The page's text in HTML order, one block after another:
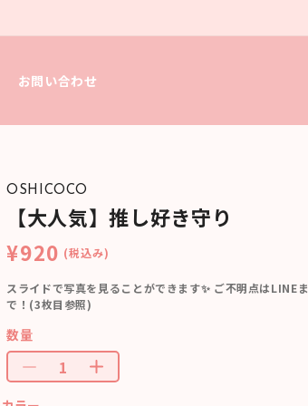
お問い合わせ
OSHICOCO
【大人気】推し好き守り
¥920 (税込み)
スライドで写真を見ることができます✨ ご不明点はLINEま
で！(3枚目参照)
数量